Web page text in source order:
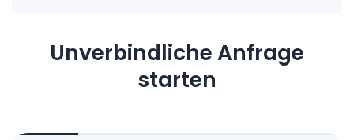
Unverbindliche Anfrage
starten